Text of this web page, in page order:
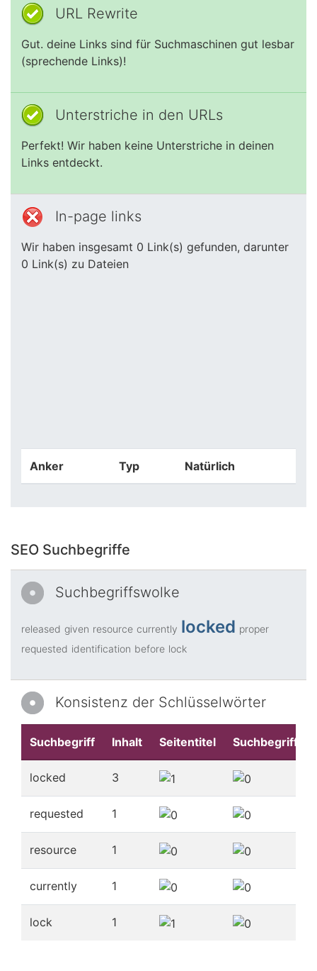
URL Rewrite
Gut. deine Links sind für Suchmaschinen gut lesbar
(sprechende Links)!
Unterstriche in den URLs
Perfekt! Wir haben keine Unterstriche in deinen
Links entdeckt.
In-page links
Wir haben insgesamt 0 Link(s) gefunden, darunter
0 Link(s) zu Dateien
Anker Typ Natürlich
SEO Suchbegriffe
Suchbegriffswolke
released given resource currently locked proper
requested identification before lock
Konsistenz der Schlüsselwörter
Suchbegriff Inhalt Seitentitel Suchbegriffe
locked 3
requested 1
resource 1
currently 1
lock 1